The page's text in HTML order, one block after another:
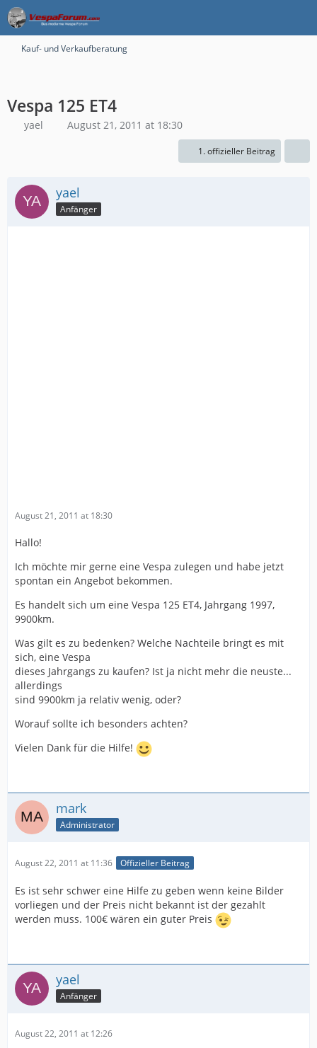
Kauf- und Verkaufberatung
Vespa 125 ET4
yael August 21, 2011 at 18:30
1. offizieller Beitrag
yael
Anfänger
August 21, 2011 at 18:30
Hallo!
Ich möchte mir gerne eine Vespa zulegen und habe jetzt
spontan ein Angebot bekommen.
Es handelt sich um eine Vespa 125 ET4, Jahrgang 1997,
9900km.
Was gilt es zu bedenken? Welche Nachteile bringt es mit
sich, eine Vespa
dieses Jahrgangs zu kaufen? Ist ja nicht mehr die neuste...
allerdings
sind 9900km ja relativ wenig, oder?
Worauf sollte ich besonders achten?
Vielen Dank für die Hilfe!
mark
Administrator
August 22, 2011 at 11:36 Offizieller Beitrag
Es ist sehr schwer eine Hilfe zu geben wenn keine Bilder
vorliegen und der Preis nicht bekannt ist der gezahlt
werden muss. 100€ wären ein guter Preis
yael
Anfänger
August 22, 2011 at 12:26